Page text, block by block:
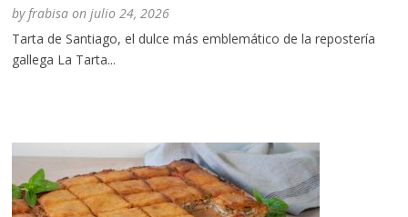
byfrabisa onjulio 24, 2026
Tarta de Santiago, el dulce más emblemático de la repostería
gallega La Tarta...